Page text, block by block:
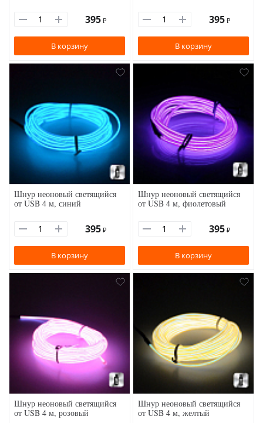
395 ₽
В корзину
395 ₽
В корзину
Шнур неоновый светящийся
от USB 4 м, синий
395 ₽
В корзину
Шнур неоновый светящийся
от USB 4 м, фиолетовый
395 ₽
В корзину
Шнур неоновый светящийся
от USB 4 м, розовый
Шнур неоновый светящийся
от USB 4 м, желтый